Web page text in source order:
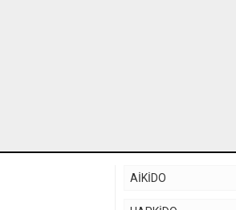
AİKİDO